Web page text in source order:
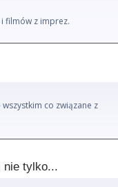
filmów z imprez.
co związane z
nie tylko...